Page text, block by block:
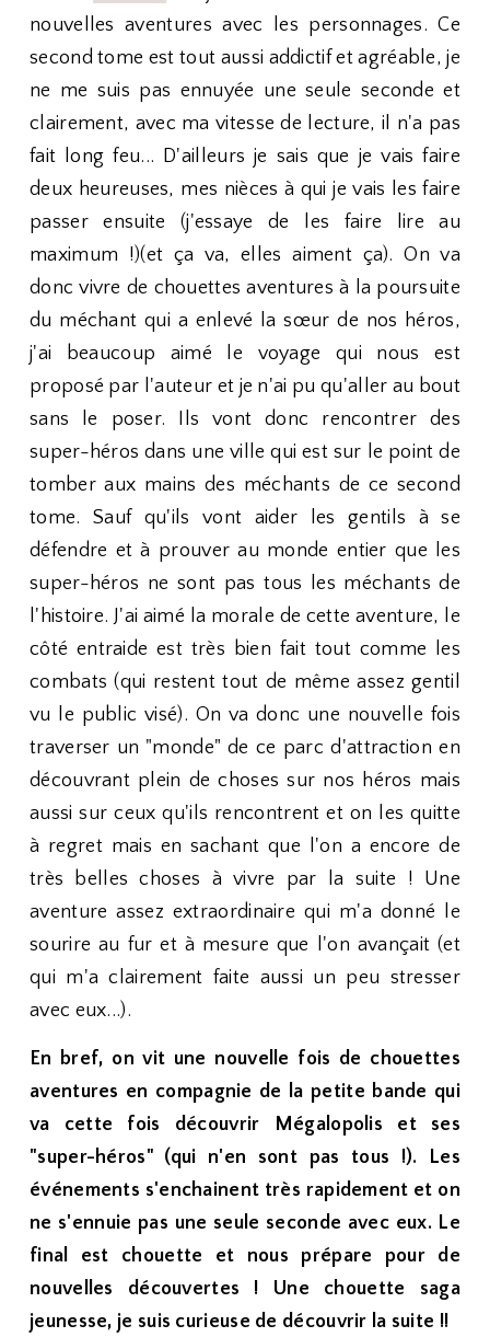
nouvelles aventures avec les personnages. Ce
second tome est tout aussi addictif et agréable, je
ne me suis pas ennuyée une seule seconde et
clairement, avec ma vitesse de lecture, il n'a pas
fait long feu... D'ailleurs je sais que je vais faire
deux heureuses, mes nièces à qui je vais les faire
passer ensuite (j'essaye de les faire lire au
maximum !)(et ça va, elles aiment ça). On va
donc vivre de chouettes aventures à la poursuite
du méchant qui a enlevé la sœur de nos héros,
j'ai beaucoup aimé le voyage qui nous est
proposé par l'auteur et je n'ai pu qu'aller au bout
sans le poser. Ils vont donc rencontrer des
super-héros dans une ville qui est sur le point de
tomber aux mains des méchants de ce second
tome. Sauf qu'ils vont aider les gentils à se
défendre et à prouver au monde entier que les
super-héros ne sont pas tous les méchants de
l'histoire. J'ai aimé la morale de cette aventure, le
côté entraide est très bien fait tout comme les
combats (qui restent tout de même assez gentil
vu le public visé). On va donc une nouvelle fois
traverser un "monde" de ce parc d'attraction en
découvrant plein de choses sur nos héros mais
aussi sur ceux qu'ils rencontrent et on les quitte
à regret mais en sachant que l'on a encore de
très belles choses à vivre par la suite ! Une
aventure assez extraordinaire qui m'a donné le
sourire au fur et à mesure que l'on avançait (et
qui m'a clairement faite aussi un peu stresser
avec eux...).
En bref, on vit une nouvelle fois de chouettes
aventures en compagnie de la petite bande qui
va cette fois découvrir Mégalopolis et ses
"super-héros" (qui n'en sont pas tous !). Les
événements s'enchainent très rapidement et on
ne s'ennuie pas une seule seconde avec eux. Le
final est chouette et nous prépare pour de
nouvelles découvertes ! Une chouette saga
jeunesse, je suis curieuse de découvrir la suite !!